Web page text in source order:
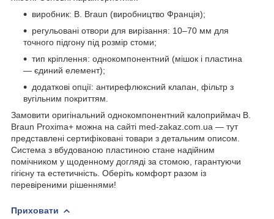
виробник: B. Braun (виробництво Франція);
регульовані отвори для вирізання: 10–70 мм для
точного підгону під розмір стоми;
тип кріплення: однокомпонентний (мішок і пластина
— єдиний елемент);
додаткові опції: антирефлюксний клапан, фільтр з
вугільним покриттям.
Замовити оригінальний однокомпонентний калоприймач B.
Braun Proxima+ можна на сайті med-zakaz.com.ua — тут
представлені сертифіковані товари з детальним описом.
Система з вбудованою пластиною стане надійним
помічником у щоденному догляді за стомою, гарантуючи
гігієну та естетичність. Оберіть комфорт разом із
перевіреними рішеннями!
Приховати